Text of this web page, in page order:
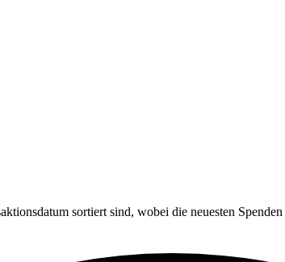
sortiert sind, wobei die neuesten